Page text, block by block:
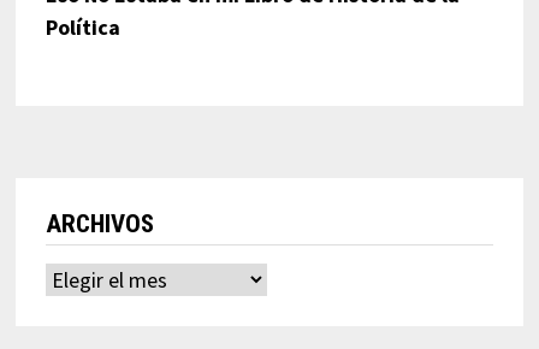
Política
ARCHIVOS
Archivos